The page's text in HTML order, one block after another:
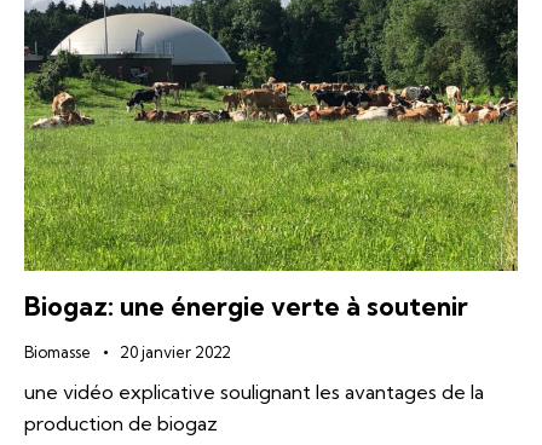
Biogaz: une énergie verte à soutenir
Biomasse 20 janvier 2022
une vidéo explicative soulignant les avantages de la
production de biogaz